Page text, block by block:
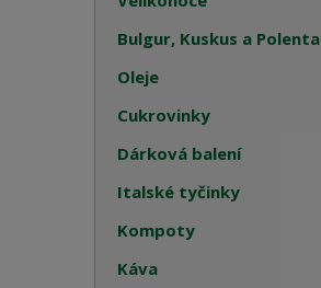
Bulgur, Kuskus a Polenta
Oleje
Cukrovinky
Dárková balení
Italské tyčinky
Kompoty
Káva